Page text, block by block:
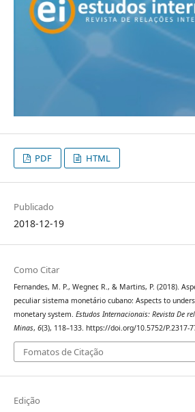
PDF HTML
Publicado
2018-12-19
Como Citar
Fernandes, M. P., Wegner, R., & Martins, P. (2018).
peculiar sistema monetário cubano: Aspects to
monetary system. Estudos Internacionais: Revista De
Minas, 6(3), 118–133. https://doi.org/10.5752/P.2317-
Fomatos de Citação
Edição